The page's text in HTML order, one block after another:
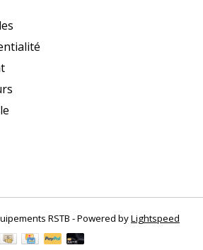
RSTB - Powered byLightspeed